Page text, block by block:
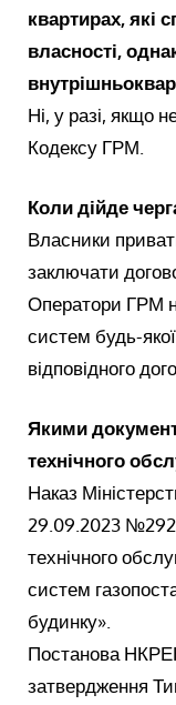
квартирах, які
власності,
Ні, у разі, якщо
Кодексу ГРМ.
Коли дійде
Власники
заключати
Оператори ГРМ
систем будь-
відповідного
Якими
технічного
Наказ
29.09.2023 №292
технічного
систем
будинку».
Постанова
затвердження